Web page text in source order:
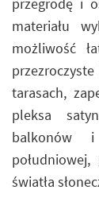
materiału
możliwość
tarasach,
pleksa
balkonów
światła